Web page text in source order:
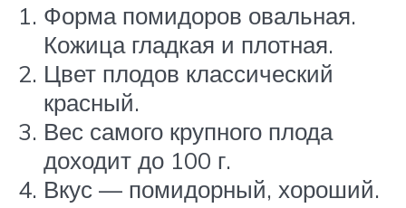
Форма помидоров овальная.
Кожица гладкая и плотная.
Цвет плодов классический
красный.
Вес самого крупного плода
доходит до 100 г.
Вкус — помидорный, хороший.